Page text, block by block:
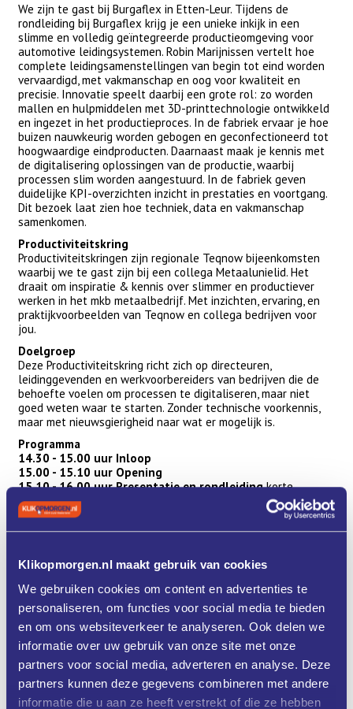
Klikopmorgen.nl maakt gebruik van cookies
We gebruiken cookies om content en advertenties te
personaliseren, om functies voor social media te bieden
en om ons websiteverkeer te analyseren. Ook delen we
informatie over uw gebruik van onze site met onze
partners voor social media, adverteren en analyse. Deze
partners kunnen deze gegevens combineren met andere
informatie die u aan ze heeft verstrekt of die ze hebben
We zijn te gast bij Burgaflex in Etten-Leur. Tijdens de
rondleiding bij Burgaflex krijg je een unieke inkijk in een
slimme en volledig geïntegreerde productieomgeving voor
automotive leidingsystemen. Robin Marijnissen vertelt hoe
complete leidingsamenstellingen van begin tot eind worden
vervaardigd, met vakmanschap en oog voor kwaliteit en
precisie. Innovatie speelt daarbij een grote rol: zo worden
mallen en hulpmiddelen met 3D-printtechnologie ontwikkeld
en ingezet in het productieproces. In de fabriek ervaar je hoe
buizen nauwkeurig worden gebogen en geconfectioneerd tot
hoogwaardige eindproducten. Daarnaast maak je kennis met
de digitalisering oplossingen van de productie, waarbij
processen slim worden aangestuurd. In de fabriek geven
duidelijke KPI-overzichten inzicht in prestaties en voortgang.
Dit bezoek laat zien hoe techniek, data en vakmanschap
samenkomen.
Productiviteitskring
Productiviteitskringen zijn regionale Teqnow bijeenkomsten
waarbij we te gast zijn bij een collega Metaalunielid. Het
draait om inspiratie & kennis over slimmer en productiever
werken in het mkb metaalbedrijf. Met inzichten, ervaring, en
praktijkvoorbeelden van Teqnow en collega bedrijven voor
jou.
Doelgroep
Deze Productiviteitskring richt zich op directeuren,
leidinggevenden en werkvoorbereiders van bedrijven die de
behoefte voelen om processen te digitaliseren, maar niet
goed weten waar te starten. Zonder technische voorkennis,
maar met nieuwsgierigheid naar wat er mogelijk is.
Programma
14.30 - 15.00 uur Inloop
15.00 - 15.10 uur Opening
15.10 - 16.00 uur Presentatie en rondleidingkorte
toelichting en rondleiding
16.00 - 18.15 uur De digitale fabriek: wat werkt?
Interactieve presentatie door Metaalunie-Teqnow met een
kunnen inspireren om je eigen actieplan op te stellen. De
mensen van het gastbedrijf vertellen hoe zij hun
productiviteit hebben verhoogd door slimme digitalisering.
18.15 - 19.00 uur Afsluitend drankje
Datum, tijd en locatie
Datum en tijd: 14 april 2026 van 15.00 tot 19.00 uur.
Locatie: Burgaflex, Mon Plaisir 112, 4879 AT Etten-Leur
Aanmelden
Wanneer de maximale capaciteit is bereikt, moeten we de
registratie helaas sluiten. We vragen jullie daarom per